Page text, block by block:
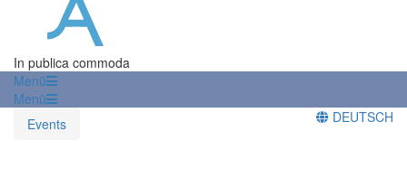
In publica commoda
Menü
Menü
Events
DEUTSCH